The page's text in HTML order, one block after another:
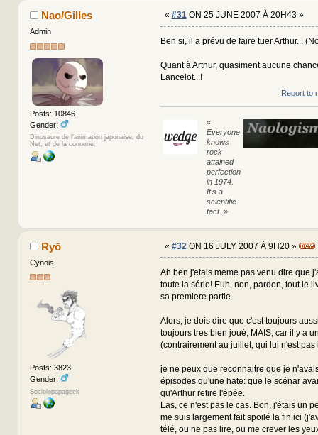
Nao/Gilles
Admin
Posts: 10846
Gender:
Dinosaure de l'animation japonaise, du
Net, et de la connerie.
« #31ON 25 JUNE 2007 À 20H43 »
Ben si, il a prévu de faire tuer Arthur...
Quant à Arthur, quasiment aucune
Lancelot...!
Report to
«
Everyone
knows
rock
attained
perfection
in 1974.
It's a
scientific
fact. »
Ryō
Cynois
Posts: 3823
Gender:
Sociolopapageek
« #32 ON 16 JULY 2007 À 9H20 »
Ah ben j'etais meme pas venu dire que
toute la série! Euh, non, pardon, tout le
sa premiere partie.
Alors, je dois dire que c'est toujours
toujours tres bien joué, MAIS, car il y a
(contrairement au juillet, qui lui n'est pas
je ne peux que reconnaitre que je
épisodes qu'une hate: que le scénar
qu'Arthur retire l'épée.
Las, ce n'est pas le cas. Bon, j'étais un
me suis largement fait spoilé la fin ici
télé, ou ne pas lire, ou me crever les